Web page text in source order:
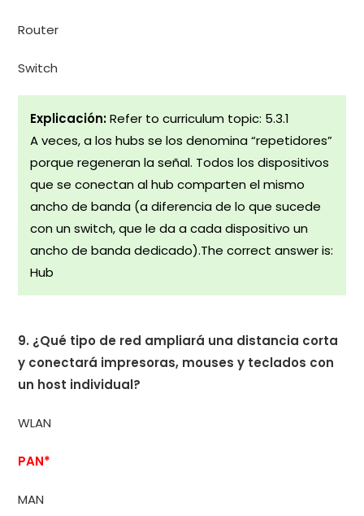
Router
Switch
Explicación:Refer to curriculum topic: 5.3.1
A veces, a los hubs se los denomina “repetidores”
porque regeneran la señal. Todos los dispositivos
que se conectan al hub comparten el mismo
ancho de banda (a diferencia de lo que sucede
con un switch, que le da a cada dispositivo un
ancho de banda dedicado).The correct answer is:
Hub
9. ¿Qué tipo de red ampliará una distancia corta
y conectará impresoras, mouses y teclados con
un host individual?
WLAN
PAN*
MAN